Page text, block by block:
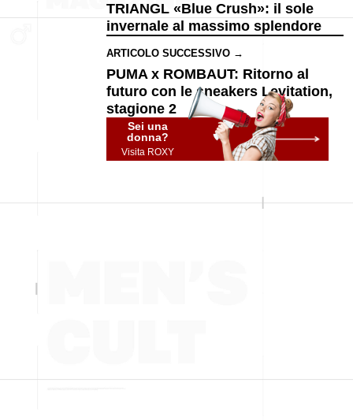
TRIANGL «Blue Crush»: il sole
invernale al massimo splendore
ARTICOLO SUCCESSIVO →
PUMA x ROMBAUT: Ritorno al
futuro con le sneakers Levitation,
stagione 2
Sei una
donna?
Visita ROXY